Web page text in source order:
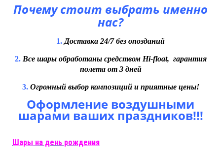
Почему стоит выбрать именно
нас?
1. Доставка 24/7 без опозданий
2. Все шары обработаны средством Hi-float, гарантия
полета от 3 дней
3. Огромный выбор композиций и приятные цены!
Оформление воздушными
шарами ваших праздников!!!
Шары на день рождения